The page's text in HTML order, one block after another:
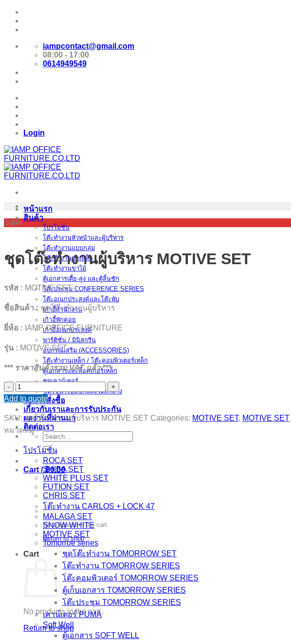
Skip
content
iampcontact@gmail.com
08:00 - 17:00
0614949549
Login
หน้าแรก
สินค้า
โปรโมชั่น
โต๊ะทำงานหัวหน้าและผู้บริหาร
โต๊ะทำงานแบบกลุ่ม
โต๊ะทำงานขาเหล็ก
โต๊ะทำงานขาไม้
ตู้เอกสารเตี้ย-สูง และตู้ลิ้นชัก
โต๊ะประชุม CONFERENCE SERIES
โต๊ะอเนกประสงค์และโต๊ะพับ
เก้าอี้สำนักงาน
เก้าอี้พักคอย
เก้าอี้อเนกประสงค์
พาร์ติชั่น / มินิสกรีน
อุปกรณ์เสริม (ACCESSORIES)
โต๊ะทำงานเหล็ก / โต๊ะคอมพิวเตอร์เหล็ก
ตู้เอกสารและล็อคเกอร์เหล็ก
ชุดเคาน์เตอร์
ชุดโซฟารับแขกและโต๊ะกลาง
วิธีการสั่งซื้อ
เกี่ยวกับเราและการรับประกัน
ผลงานที่ผ่านมา
ติดต่อเรา
Search
for:
Cart /฿0.00
No products in the cart.
Return to shop
Cart
No products in the cart.
Return to shop
Sale!
ชุดโต๊ะทำงานผู้บริหาร MOTIVE SET
รหัส : MOTIVE SET
ชื่อสินค้า : ชุดโต๊ะทำงานผู้บริหาร
ยี่ห้อ : IAMP OFFICE FURNITURE
รุ่น : MOTIVE SET
*** ราคาสินค้ารวม VAT แล้ว ***
ชุด
โต๊ะ
ทำงาน
บริหาร
MOTIVE
SET
quantity
Add to quote
SKU:ชุดโต๊ะทำงานผู้บริหาร MOTIVE SET Categories: MOTIVE SET, MOTIVE SET
หมวดหมู่
โปรโมชั่น
ROCA SET
SHIBA SET
WHITE PLUS SET
FUTION SET
CHRIS SET
โต๊ะทำงาน CARLOS + LOCK 47
MALAGA SET
SNOW WHITE
MOTIVE SET
Tomorroe series
ชุดโต๊ะทำงาน TOMORROW SET
โต๊ะทำงาน TOMORROW SERIES
โต๊ะคอมพิวเตอร์ TOMORROW SERIES
ตู้เก็บเอกสาร TOMORROW SERIES
โต๊ะประชุม TOMORROW SERIES
เคาน์เตอร์ PUMA
Soft Well
ตู้เอกสาร SOFT WELL